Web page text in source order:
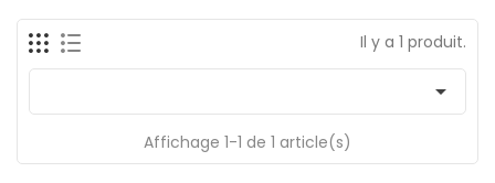
Il y a 1 produit.

Affichage 1-1 de 1 article(s)